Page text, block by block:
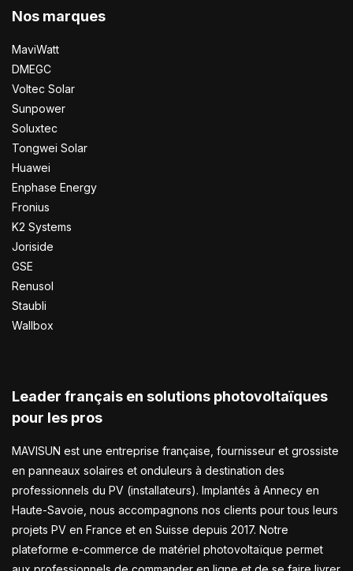
Nos marques
MaviWatt
DMEGC
Voltec Solar
Sunpower
Soluxtec
Tongwei Solar
Huawei
Enphase Energy
Fronius
K2 Systems
Joriside
GSE
Renusol
Staubli
Wallbox
Leader français en solutions photovoltaïques
pour les pros
MAVISUN est une entreprise française, fournisseur et grossiste
en panneaux solaires et onduleurs à destination des
professionnels du PV (installateurs). Implantés à Annecy en
Haute-Savoie, nous accompagnons nos clients pour tous leurs
projets PV en France et en Suisse depuis 2017. Notre
plateforme e-commerce de matériel photovoltaïque permet